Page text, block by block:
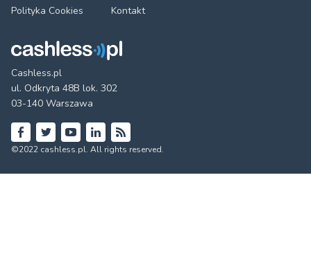
Cashless.pl
ul. Odkryta 48B lok. 302
03-140 Warszawa
FacebookTwitterYouTubeLinkedIn
RSS
©2022 cashless.pl. All rights reserved.
Polityka Cookies
Kontakt